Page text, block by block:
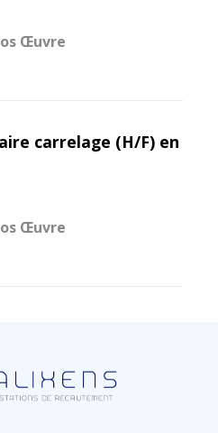
Œuvre
carrelage (H/F) en
Œuvre